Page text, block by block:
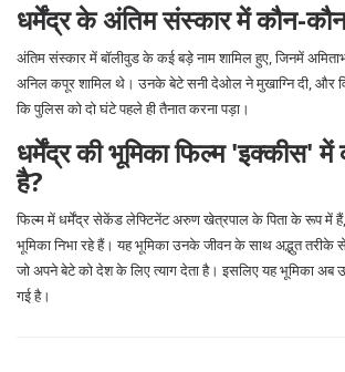
धर्मेंद्र के अंतिम संस्कार में कौन-
अंतिम संस्कार में बॉलीवुड के कई बड़े नाम शामिल हुए, जिनमें
अनिल कपूरशामिल थे। उनके बेटेसनी देओलने मुखाग्नि दी, और
कि पुलिस को दो घंटे पहले ही तैनात करना पड़ा।
धर्मेंद्र की भूमिका फिल्म 'इक्कीस' में
है?
फिल्म में धर्मेंद्र सेकेंड लेफ्टिनेंट अरुण खेत्रपाल के पिता के रूप में
भूमिका निभा रहे हैं। यह भूमिका उनके जीवन के साथ अद्भुत तरीके
जो अपने बेटे को देश के लिए त्याग देता है। इसलिए यह भूमिका अब
गई है।